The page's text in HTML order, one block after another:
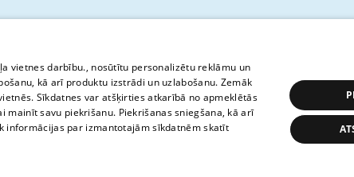
сожалению, для этой остановки
vietnes darbību., nosūtītu personalizētu reklāmu un
kā arī produktu izstrādi un uzlabošanu. Zemāk
Sīkdatnes var atšķirties atkarībā no apmeklētās
savu piekrišanu. Piekrišanas sniegšana, kā arī
informācijas par izmantotajām sīkdatnēm skatīt